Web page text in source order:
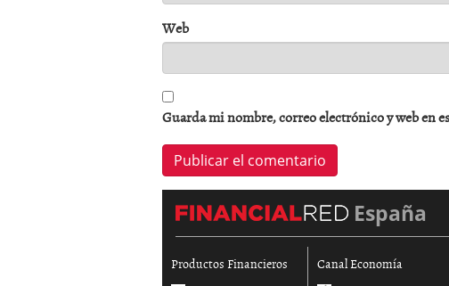
Web
Guarda mi nombre, correo electrónico y web en
España
Productos Financieros Canal Economía